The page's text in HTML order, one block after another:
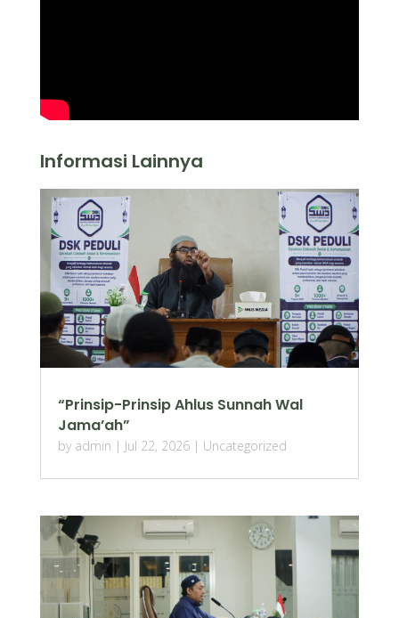
Informasi Lainnya
“Prinsip-Prinsip Ahlus Sunnah Wal
Jama’ah”
by admin | Jul 22, 2026| Uncategorized